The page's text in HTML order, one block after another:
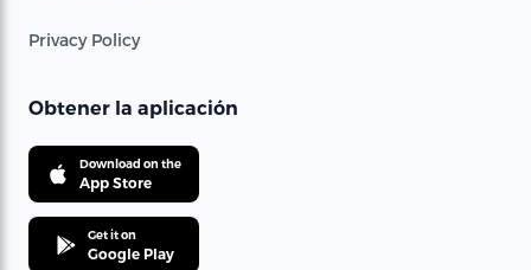
Privacy Policy
Obtener la aplicación
Download on the
App Store
Get it on
Google Play